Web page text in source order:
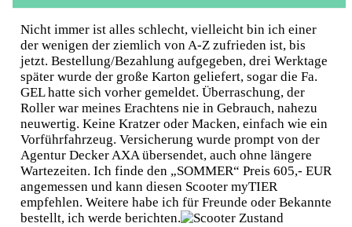
Nicht immer ist alles schlecht, vielleicht bin ich einer
der wenigen der ziemlich von A-Z zufrieden ist, bis
jetzt. Bestellung/Bezahlung aufgegeben, drei Werktage
später wurde der große Karton geliefert, sogar die Fa.
GEL hatte sich vorher gemeldet. Überraschung, der
Roller war meines Erachtens nie in Gebrauch, nahezu
neuwertig. Keine Kratzer oder Macken, einfach wie ein
Vorführfahrzeug. Versicherung wurde prompt von der
Agentur Decker AXA übersendet, auch ohne längere
Wartezeiten. Ich finde den „SOMMER“ Preis 605,- EUR
angemessen und kann diesen Scooter myTIER
empfehlen. Weitere habe ich für Freunde oder Bekannte
bestellt, ich werde berichten.